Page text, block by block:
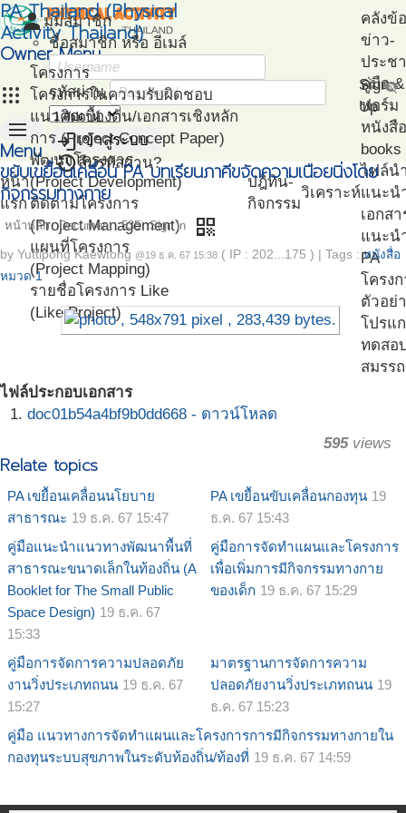
PA Thailand (Physical
Activity Thailand)
Owner Menu
apps
personมุมสมาชิก
ชื่อสมาชิก หรือ อีเมล์
รหัสผ่าน visibility_off
loginเข้าสู่ระบบ
restoreลืมรหัสผ่าน?
Sign
Up
menu
Menu
หน้า
แรก
โครงการ
โครงการในความรับผิดชอบ
แนวคิดเบื้องต้น/เอกสารเชิงหลัก
การ (Project Concept Paper)
พัฒนาโครงการ
(Project Development)
ติดตามโครงการ
(Project Management)
แผนที่โครงการ
(Project Mapping)
รายชื่อโครงการ Like
(Like Project)
ปฎิทิน-
กิจกรรม
วิเคราะห์
คลังข้
ข่าว-
ประช
คู่มือ
ฟอร์ม
หนังสื
books
ไฟล์น
แนะน
เอกสา
แนะน
PA
โครง
ตัวอย่
โปรแ
ทดสอ
สมรร
ขยับเขยื้อนเคลื่อน PA บทเรียนภาคีขจัดความเนือยนิ่งโดย
กิจกรรมทางกาย
หน้าหลัก Document 535 Sign in qr_code
by Yuttipong Kaewtong @19 ธ.ค. 67 15:38 ( IP : 202...175 ) Tags :หนังสื่อ
หมวด 1
ไฟล์ประกอบเอกสาร
doc01b54a4bf9b0dd668 - ดาวน์โหลด
595views
Relate topics
PA เขยื้อนเคลื่อนนโยบาย
สาธารณะ 19 ธ.ค. 67 15:47
PA เขยื้อนขับเคลื่อนกองทุน 19
ธ.ค. 67 15:43
คู่มือแนะนำแนวทางพัฒนาพื้นที่
สาธารณะขนาดเล็กในท้องถิ่น (A
Booklet for The Small Public
Space Design) 19 ธ.ค. 67
15:33
คู่มือการจัดทำแผนและโครงการ
เพื่อเพิ่มการมีกิจกรรมทางกาย
ของเด็ก 19 ธ.ค. 67 15:29
คู่มือการจัดการความปลอดภัย
งานวิ่งประเภทถนน 19 ธ.ค. 67
15:27
มาตรฐานการจัดการความ
ปลอดภัยงานวิ่งประเภทถนน 19
ธ.ค. 67 15:23
คู่มือ แนวทางการจัดทำแผนและโครงการการมีกิจกรรมทางกายใน
กองทุนระบบสุขภาพในระดับท้องถิ่น/ท้องที่ 19 ธ.ค. 67 14:59